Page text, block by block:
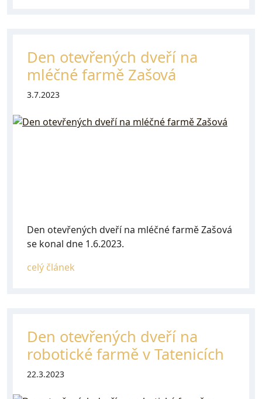
Den otevřených dveří na
mléčné farmě Zašová
3.7.2023
Den otevřených dveří na mléčné farmě Zašová
se konal dne 1.6.2023.
celý článek
Den otevřených dveří na
robotické farmě v Tatenicích
22.3.2023